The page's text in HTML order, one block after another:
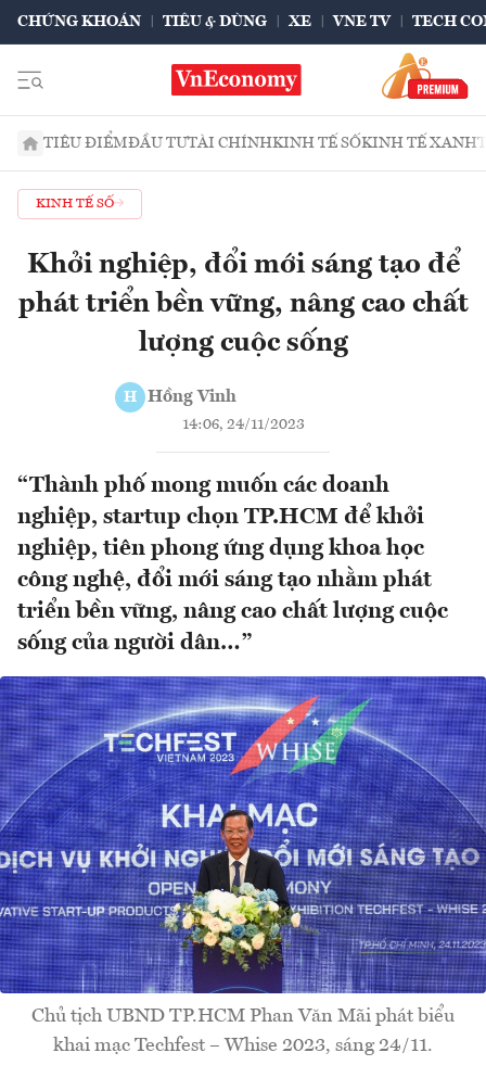
CHỨNG KHOÁN TIÊU & DÙNG XE VNE TV TECH
TIÊU ĐIỂMĐẦU TƯTÀI CHÍNHKINH TẾ SỐKINH TẾ XANH
KINH TẾ SỐ
Khởi nghiệp, đổi mới sáng tạo để
phát triển bền vững, nâng cao chất
lượng cuộc sống
H Hồng Vinh
14:06, 24/11/2023
“Thành phố mong muốn các doanh
nghiệp, startup chọn TP.HCM để khởi
nghiệp, tiên phong ứng dụng khoa học
công nghệ, đổi mới sáng tạo nhằm phát
triển bền vững, nâng cao chất lượng cuộc
sống của người dân…”
Chủ tịch UBND TP.HCM Phan Văn Mãi phát biểu
khai mạc Techfest – Whise 2023, sáng 24/11.